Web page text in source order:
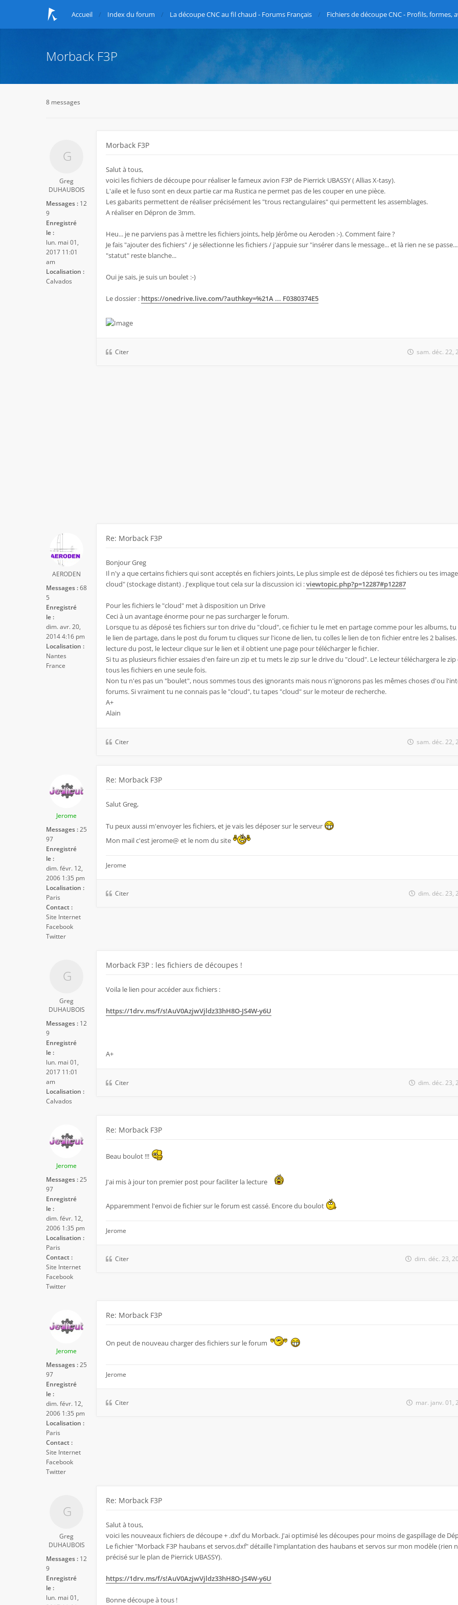
Accueil Index du forum La découpe CNC au fil chaud - Forums Français Fichiers de découpe CNC - Profils, formes,
Morback F3P
8 messages
Greg
DUHAUBOIS
Messages : 12
9
Enregistré
le :
lun. mai 01,
2017 11:01
am
Localisation :
Calvados
Morback F3P
Salut à tous,
voici les fichiers de découpe pour réaliser le fameux avion F3P de Pierrick UBASSY ( Allias X-tasy).
L'aile et le fuso sont en deux partie car ma Rustica ne permet pas de les couper en une pièce.
Les gabarits permettent de réaliser précisément les "trous rectangulaires" qui permettent les assemblages.
A réaliser en Dépron de 3mm.
Heu... je ne parviens pas à mettre les fichiers joints, help Jérôme ou Aeroden :-). Comment faire ?
Je fais "ajouter des fichiers" / je sélectionne les fichiers / j'appuie sur "insérer dans le message... et là rien ne se
"statut" reste blanche...
Oui je sais, je suis un boulet :-)
Le dossier : https://onedrive.live.com/?authkey=%21A ... F0380374E5
Citer sam. déc. 22,
AERODEN
Messages :68
5
Enregistré
le :
dim. avr. 20,
2014 4:16 pm
Localisation :
Nantes
France
Re: Morback F3P
Bonjour Greg
Il n'y a que certains fichiers qui sont acceptés en fichiers joints, Le plus simple est de déposé tes fichiers ou tes
cloud" (stockage distant) . J'explique tout cela sur la discussion ici :viewtopic.php?p=12287#p12287
Pour les fichiers le "cloud" met à disposition un Drive
Ceci à un avantage énorme pour ne pas surcharger le forum.
Lorsque tu as déposé tes fichiers sur ton drive du "cloud", ce fichier tu le met en partage comme pour les albums,
le lien de partage, dans le post du forum tu cliques sur l'icone de lien, tu colles le lien de ton fichier entre les 2
lecture du post, le lecteur clique sur le lien et il obtient une page pour télécharger le fichier.
Si tu as plusieurs fichier essaies d'en faire un zip et tu mets le zip sur le drive du "cloud". Le lecteur téléchargera le zip
tous les fichiers en une seule fois.
Non tu n'es pas un "boulet", nous sommes tous des ignorants mais nous n'ignorons pas les mêmes choses d'ou
forums. Si vraiment tu ne connais pas le "cloud", tu tapes "cloud" sur le moteur de recherche.
A+
Alain
Citer sam. déc. 22,
Jerome
Messages :25
97
Enregistré
le :
dim. févr. 12,
2006 1:35 pm
Localisation :
Paris
Contact :
Site Internet
Facebook
Twitter
Re: Morback F3P
Salut Greg,
Tu peux aussi m'envoyer les fichiers, et je vais les déposer sur le serveur
Mon mail c'est jerome@ et le nom du site
Jerome
Citer dim. déc. 23,
Greg
DUHAUBOIS
Messages : 12
9
Enregistré
le :
lun. mai 01,
2017 11:01
am
Localisation :
Calvados
Morback F3P : les fichiers de découpes !
Voila le lien pour accéder aux fichiers :
https://1drv.ms/f/s!AuV0AzjwVjldz33hH8O-JS4W-y6U
A+
Citer dim. déc. 23,
Jerome
Messages :25
97
Enregistré
le :
dim. févr. 12,
2006 1:35 pm
Localisation :
Paris
Contact :
Site Internet
Facebook
Twitter
Re: Morback F3P
Beau boulot !!!
J'ai mis à jour ton premier post pour faciliter la lecture
Apparemment l'envoi de fichier sur le forum est cassé. Encore du boulot
Jerome
Citer dim. déc. 23,
Jerome
Messages :25
97
Enregistré
le :
dim. févr. 12,
2006 1:35 pm
Localisation :
Paris
Contact :
Site Internet
Facebook
Twitter
Re: Morback F3P
On peut de nouveau charger des fichiers sur le forum
Jerome
Citer mar. janv. 01,
Greg
DUHAUBOIS
Messages : 12
9
Enregistré
le :
lun. mai 01,
Re: Morback F3P
Salut à tous,
voici les nouveaux fichiers de découpe + .dxf du Morback. J'ai optimisé les découpes pour moins de gaspillage de
Le fichier "Morback F3P haubans et servos.dxf" détaille l'implantation des haubans et servos sur mon modèle (rien
précisé sur le plan de Pierrick UBASSY).
https://1drv.ms/f/s!AuV0AzjwVjldz33hH8O-JS4W-y6U
Bonne découpe à tous !